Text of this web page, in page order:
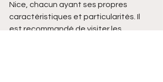
Nice, chacun ayant ses propres
caractéristiques et particularités. Il
est recommandé de visiter les